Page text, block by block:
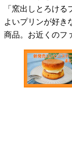
「窯出しとろけ
よいプリンが好き
商品。お近くのフ